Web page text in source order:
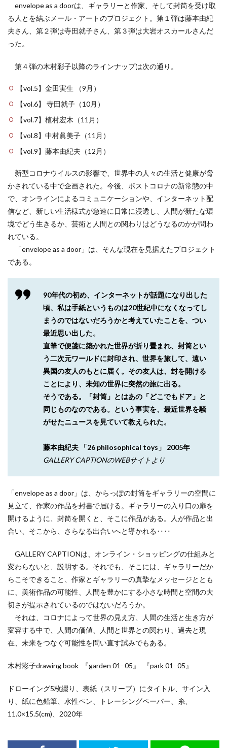
envelope as a doorは、ギャラリーと作家、そして封筒を受け取
る人とを結ぶメール・アートのプロジェクト。第１弾は藤本由紀
夫さん、第２弾は寺田就子さん、第３弾は大岩オスカールさんだ
った。
第４弾の木村彩子以降のラインナップは次の通り。
【vol.5】金田実生 （9月）
【vol.6】 寺田就子（10月）
【vol.7】植村宏木（11月）
【vol.8】中村眞美子（11月）
【vol.9】藤本由紀夫（12月）
新型コロナウイルスの影響で、世界中の人々の生活と健康が脅
かされている中で企画された。今後、ポストコロナの新常態の中
で、オンラインによるコミュニケーションや、インターネット配
信など、新しい生活様式が急速に日常に浸透し、人間が新たな環
境でどう生きるか、芸術と人間との関わりはどうなるのかが問わ
れている。
「envelope as a door」は、そんな現在を見据えたプロジェクト
である。
90年代の初め、インターネットが話題になり出した
頃、私は手紙というものは20世紀中になくなってし
まうのではないだろうかと考えていたことを、つい
最近思い出した。
直筆で便箋に築かれた世界が折り畳まれ、封筒とい
う二次元ワールドに封印され、世界を旅して、遠い
異国の友人のもとに届く。その友人は、封を開ける
ことにより、未知の世界に突然の旅に出る。
そうである。「封筒」とはあの「どこでもドア」と
同じものなのである。という事実を、最近世界を騒
がせたニュースを見ていて教えられた。
藤本由紀夫 「26 philosophical toys」 2005年
GALLERY CAPTIONのWEBサイトより
「envelope as a door」は、からっぽの封筒をギャラリーの空間に
見立て、作家の作品を封書で届ける。ギャラリーの入り口の扉を
開けるように、封筒を開くと、そこに作品がある。人が作品と出
合い、そこから、さらなる出合いへと導かれる‥‥
GALLERY CAPTIONは、オンライン・ショッピングの仕組みと
変わらないと、説明する。それでも、そこには、ギャラリーだか
らこそできること、作家とギャラリーの真摯なメッセージととも
に、美術作品の可能性、人間を豊かにする小さな時間と空間の大
切さが提示されているのではないだろうか。
それは、コロナによって世界の見え方、人間の生活と生き方が
変容する中で、人間の価値、人間と世界との関わり、過去と現
在、未来をつなぐ可能性を問い直す試みでもある。​
木村彩子drawing book 『garden 01- 05』 『park 01- 05』
​ドローイング5枚綴り、表紙（スリーブ）にタイトル、サイン入
り、紙に色鉛筆、水性ペン、トレーシングペーパー、糸、
11.0×15.5(cm)、2020年